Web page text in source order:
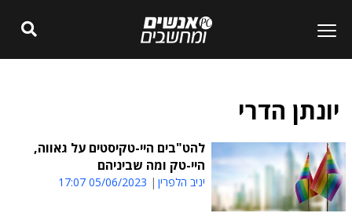
יונתן הדרי
להט"בים היי-טקיסטים על גאווה,
היי-טק ומה שביניהם
יניב הלפרין 05/06/2023 17:07